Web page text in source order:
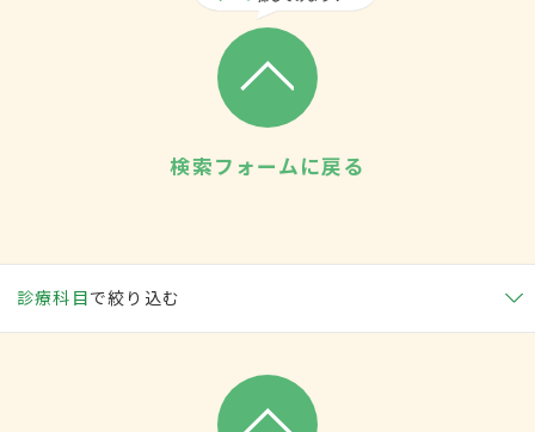
検索フォームに戻る
診療科目で絞り込む